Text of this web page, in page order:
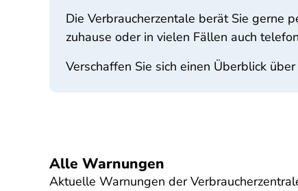
Die Verbraucherzentale berät Sie gerne
zuhause oder in vielen Fällen auch
Verschaffen Sie sich einen Überblick
Alle Warnungen
Aktuelle Warnungen der